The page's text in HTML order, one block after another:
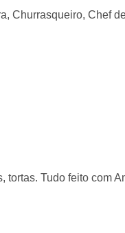
Churrasqueiro, Chef
tortas. Tudo feito com